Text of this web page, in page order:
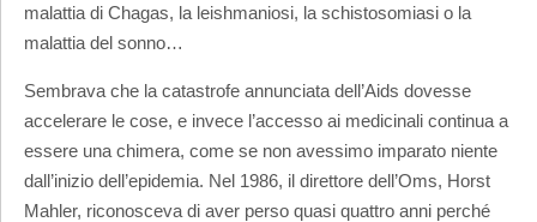
malattia di Chagas, la leishmaniosi, la schistosomiasi o la
malattia del sonno…
Sembrava che la catastrofe annunciata dell’Aids dovesse
accelerare le cose, e invece l’accesso ai medicinali continua a
essere una chimera, come se non avessimo imparato niente
dall’inizio dell’epidemia. Nel 1986, il direttore dell’Oms, Horst
Mahler, riconosceva di aver perso quasi quattro anni perché